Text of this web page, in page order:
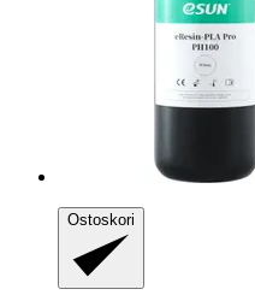
Ostoskori